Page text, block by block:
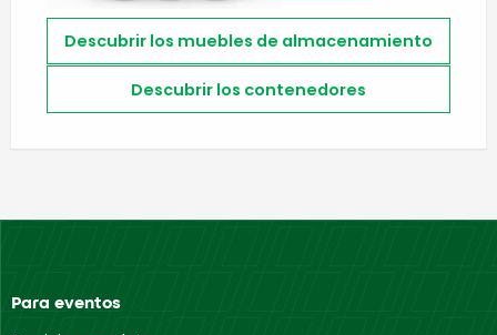
Descubrir los muebles de almacenamiento
Descubrir los contenedores
Para eventos